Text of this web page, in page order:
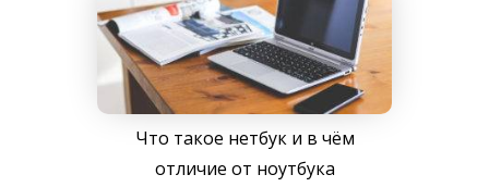
Что такое нетбук и в чём
отличие от ноутбука